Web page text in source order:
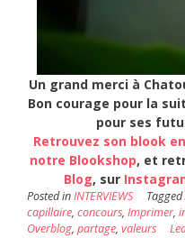
Un grand merci à
Bon courage pour la
pour ses
Retrouvez son blook
notre Blookshop, et r
Blog, sur
Posted inINTERVIEWS Tagged
capillaire, concours, Imprimer,
Overblog, partage, valeurs